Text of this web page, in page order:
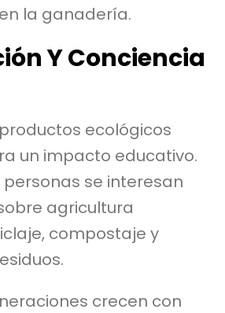
la ganadería.
Y Conciencia
ecológicos
un impacto educativo.
se interesan
agricultura
compostaje y
crecen con